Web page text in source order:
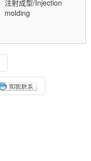
注射成型/Injection
molding